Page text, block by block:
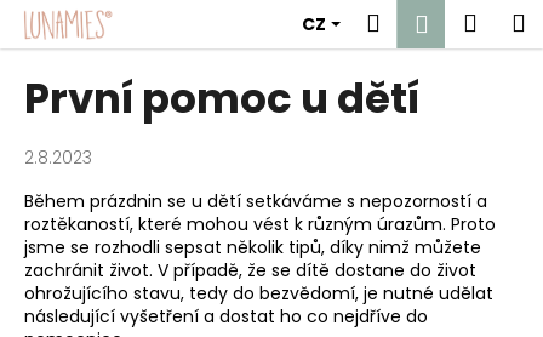
Přejít
obsah
CZ Hledat
První pomoc u dětí
2.8.2023
Během prázdnin se u dětí setkáváme s nepozorností a
roztěkaností, které mohou vést k různým úrazům. Proto
jsme se rozhodli sepsat několik tipů, díky nimž můžete
zachránit život. V případě, že se dítě dostane do život
ohrožujícího stavu, tedy do bezvědomí, je nutné udělat
následující vyšetření a dostat ho co nejdříve do
o
o
p
o
t
ř
e